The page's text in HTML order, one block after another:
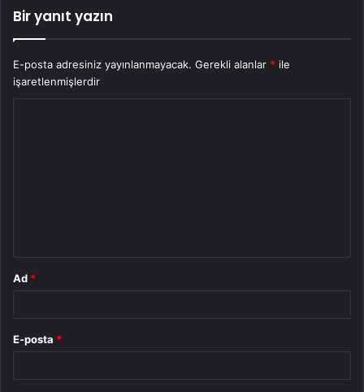
Bir yanıt yazın
E-posta adresiniz yayınlanmayacak. Gerekli alanlar * ile
işaretlenmişlerdir
Ad *
E-posta *